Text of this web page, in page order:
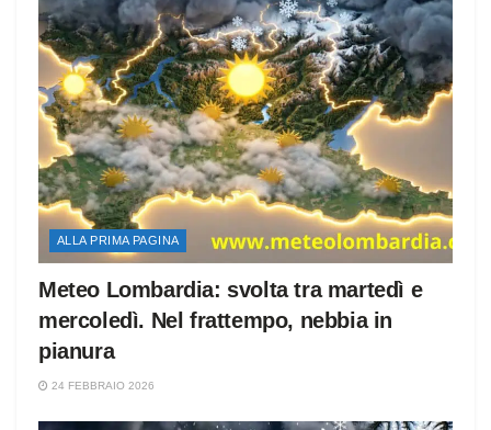
ALLA PRIMA PAGINA
Meteo Lombardia: svolta tra martedì e
mercoledì. Nel frattempo, nebbia in
pianura
24 FEBBRAIO 2026